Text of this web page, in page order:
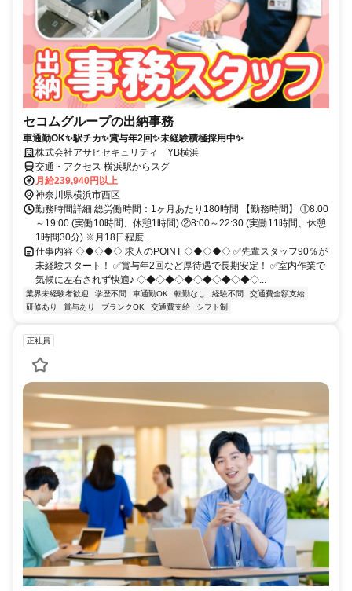
セコムグループの出納事務
車通勤OK✨駅チカ✨賞与年2回✨未経験積極採用中✨
株式会社アサヒセキュリティ YB横浜
交通・アクセス 横浜駅からスグ
月給239,940円以上
神奈川県横浜市西区
勤務時間詳細 総労働時間：1ヶ月あたり180時間 【勤務時間】 ①8:00
～19:00 (実働10時間、休憩1時間) ②8:00～22:30 (実働11時間、休憩
1時間30分) ※月18日程度...
仕事内容 ◇◆◇◆◇ 求人のPOINT ◇◆◇◆◇ ✅先輩スタッフ90％が
未経験スタート！ ✅賞与年2回など厚待遇で長期安定！ ✅室内作業で
気候に左右されず快適♪ ◇◆◇◆◇◆◇◆◇◆◇◆◇...
業界未経験者歓迎 学歴不問 車通勤OK 転勤なし 経験不問
交通費全額支給
研修あり
賞与あり ブランクOK 交通費支給 シフト制
正社員